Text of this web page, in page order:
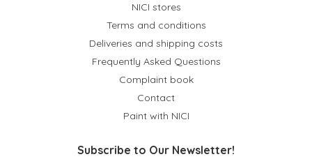
NICI stores
Terms and conditions
Deliveries and shipping costs
Frequently Asked Questions
Complaint book
Contact
Paint with NICI
Subscribe to Our Newsletter!